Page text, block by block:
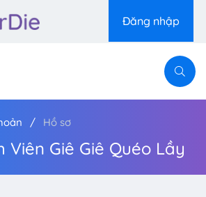
Đăng nhập
Hồ sơ
Viên Giê Giê Quéo Lầy